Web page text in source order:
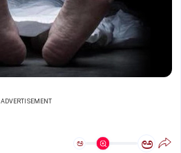
ADVERTISEMENT
ಅ ಅ